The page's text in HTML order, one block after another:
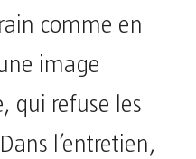
comme en
image
qui refuse les
l’entretien,